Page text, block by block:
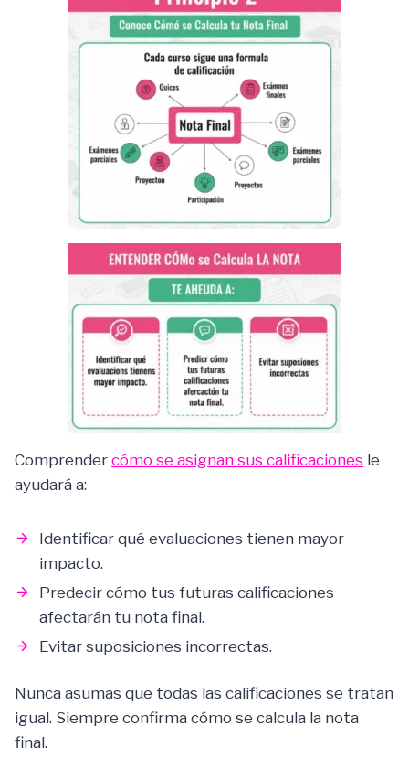
Comprender cómo se asignan sus calificaciones le
ayudará a:
Identificar qué evaluaciones tienen mayor
impacto.
Predecir cómo tus futuras calificaciones
afectarán tu nota final.
Evitar suposiciones incorrectas.
Nunca asumas que todas las calificaciones se tratan
igual. Siempre confirma cómo se calcula la nota
final.